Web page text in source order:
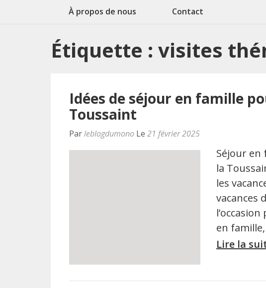
À propos de nous Contact
Étiquette : visites
Idées de séjour en famille
Toussaint
Parleblogdumono Le 21 février 2025
Séjour en
la
les
vacances
en
Lire la